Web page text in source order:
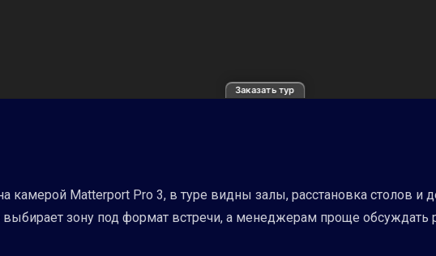
Заказать тур
камерой Matterport Pro 3, в туре видны залы, расстановка столов и
выбирает зону под формат встречи, а менеджерам проще